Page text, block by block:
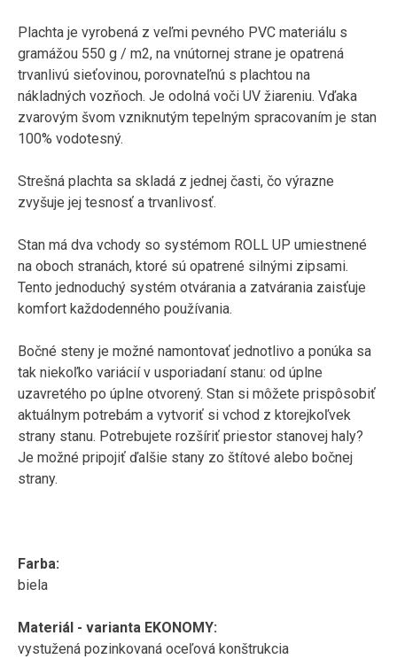
Plachta je vyrobená z veľmi pevného PVC materiálu s
gramážou 550 g / m2, na vnútornej strane je opatrená
trvanlivú sieťovinou, porovnateľnú s plachtou na
nákladných vozňoch. Je odolná voči UV žiareniu. Vďaka
zvarovým švom vzniknutým tepelným spracovaním je stan
100% vodotesný.
Strešná plachta sa skladá z jednej časti, čo výrazne
zvyšuje jej tesnosť a trvanlivosť.
Stan má dva vchody so systémom ROLL UP umiestnené
na oboch stranách, ktoré sú opatrené silnými zipsami.
Tento jednoduchý systém otvárania a zatvárania zaisťuje
komfort každodenného používania.
Bočné steny je možné namontovať jednotlivo a ponúka sa
tak niekoľko variácií v usporiadaní stanu: od úplne
uzavretého po úplne otvorený. Stan si môžete prispôsobiť
aktuálnym potrebám a vytvoriť si vchod z ktorejkoľvek
strany stanu. Potrebujete rozšíriť priestor stanovej haly?
Je možné pripojiť ďalšie stany zo štítové alebo bočnej
strany.
Farba:
biela
Materiál - varianta EKONOMY:
vystužená pozinkovaná oceľová konštrukcia